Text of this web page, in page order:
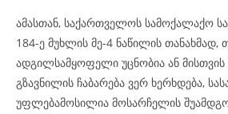
ამასთან, საქართველოს სამოქალაქო
184-ე მუხლის მე-4 ნაწილის თანახმად,
ადგილსამყოფელი უცნობია ან
გზავნილის ჩაბარება ვერ ხერხდება,
უფლებამოსილია მოსარჩელის